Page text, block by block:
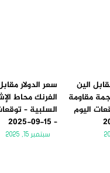
الين
مقاومة
اليوم
سعر الدولار
الفرنك محاط
السلبية –
– 15-09-2025
سبتمبر 15, 2025